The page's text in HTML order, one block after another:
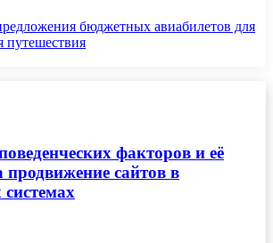
бюджетных авиабилетов для
путешествия
факторов и её
продвижение сайтов в